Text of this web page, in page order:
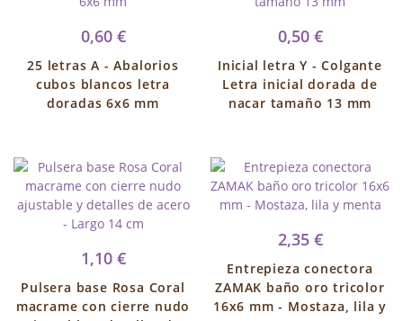
0,60 €
25 letras A - Abalorios
cubos blancos letra
doradas 6x6 mm
0,50 €
Inicial letra Y - Colgante
Letra inicial dorada de
nacar tamaño 13 mm
1,10 €
Pulsera base Rosa Coral
macrame con cierre nudo
2,35 €
Entrepieza conectora
ZAMAK baño oro tricolor
16x6 mm - Mostaza, lila y